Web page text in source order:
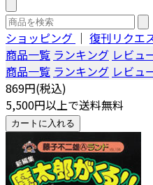
ショッピング ｜ 復刊リクエ
商品一覧 ランキング レビュ
商品一覧 ランキング レビュ
869円(税込)
5,500円以上で送料無料
カートに入れる